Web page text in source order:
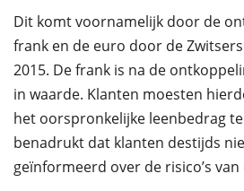
Dit komt voornamelijk door de
frank en de euro door de
2015. De frank is na de
in waarde. Klanten moesten
het oorspronkelijke leenbedrag
benadrukt dat klanten destijds
geïnformeerd over de risico’s van